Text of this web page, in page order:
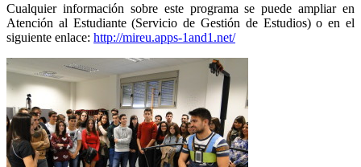
Cualquier información sobre este programa se puede ampliar en
Atención al Estudiante (Servicio de Gestión de Estudios) o en el
siguiente enlace: http://mireu.apps-1and1.net/